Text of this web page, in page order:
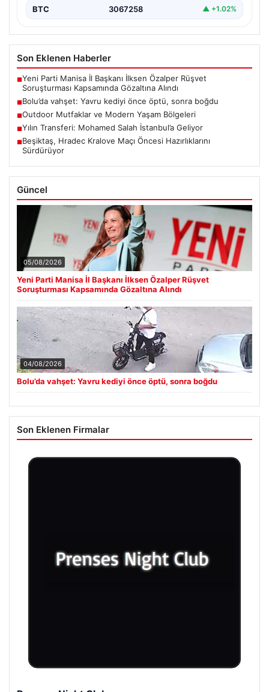
BTC 3067258 ▲ +1.02%
Son Eklenen Haberler
■Yeni Parti Manisa İl Başkanı İlksen Özalper Rüşvet
Soruşturması Kapsamında Gözaltına Alındı
■Bolu’da vahşet: Yavru kediyi önce öptü, sonra boğdu
■Outdoor Mutfaklar ve Modern Yaşam Bölgeleri
■Yılın Transferi: Mohamed Salah İstanbul’a Geliyor
■Beşiktaş, Hradec Kralove Maçı Öncesi Hazırlıklarını
Sürdürüyor
Güncel
05/08/2026
Yeni Parti Manisa İl Başkanı İlksen Özalper Rüşvet
Soruşturması Kapsamında Gözaltına Alındı
04/08/2026
Bolu’da vahşet: Yavru kediyi önce öptü, sonra boğdu
Son Eklenen Firmalar